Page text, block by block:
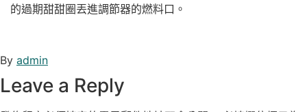
的過期甜甜圈丟進調節器的燃料口。
By admin
Leave a Reply